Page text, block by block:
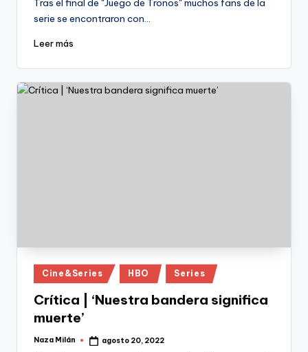
Tras el final de "Juego de Tronos" muchos fans de la
serie se encontraron con…
Leer más
Publicado
en
Cine&Series HBO Series
Crítica | ‘Nuestra bandera significa
muerte’
Publicado
Naza Milán agosto 20, 2022